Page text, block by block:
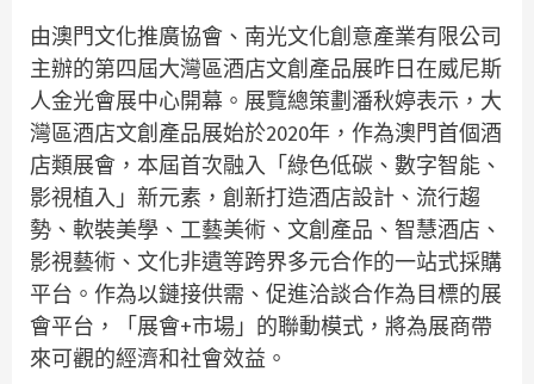
由澳門文化推廣協會、南光文化創意產業有限公司
主辦的第四屆大灣區酒店文創產品展昨日在威尼斯
人金光會展中心開幕。展覽總策劃潘秋婷表示，大
灣區酒店文創產品展始於2020年，作為澳門首個酒
店類展會，本屆首次融入「綠色低碳、數字智能、
影視植入」新元素，創新打造酒店設計、流行趨
勢、軟裝美學、工藝美術、文創產品、智慧酒店、
影視藝術、文化非遺等跨界多元合作的一站式採購
平台。作為以鏈接供需、促進洽談合作為目標的展
會平台，「展會+市場」的聯動模式，將為展商帶
來可觀的經濟和社會效益。